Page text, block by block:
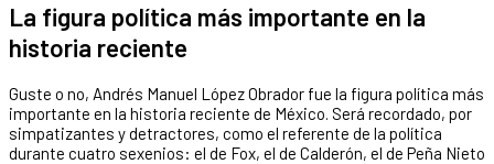
La figura política más importante en la
historia reciente
Guste o no, Andrés Manuel López Obrador fue la figura política más
importante en la historia reciente de México. Será recordado, por
simpatizantes y detractores, como el referente de la política
durante cuatro sexenios: el de Fox, el de Calderón, el de Peña Nieto